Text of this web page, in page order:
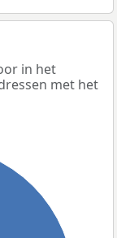
in het
met het